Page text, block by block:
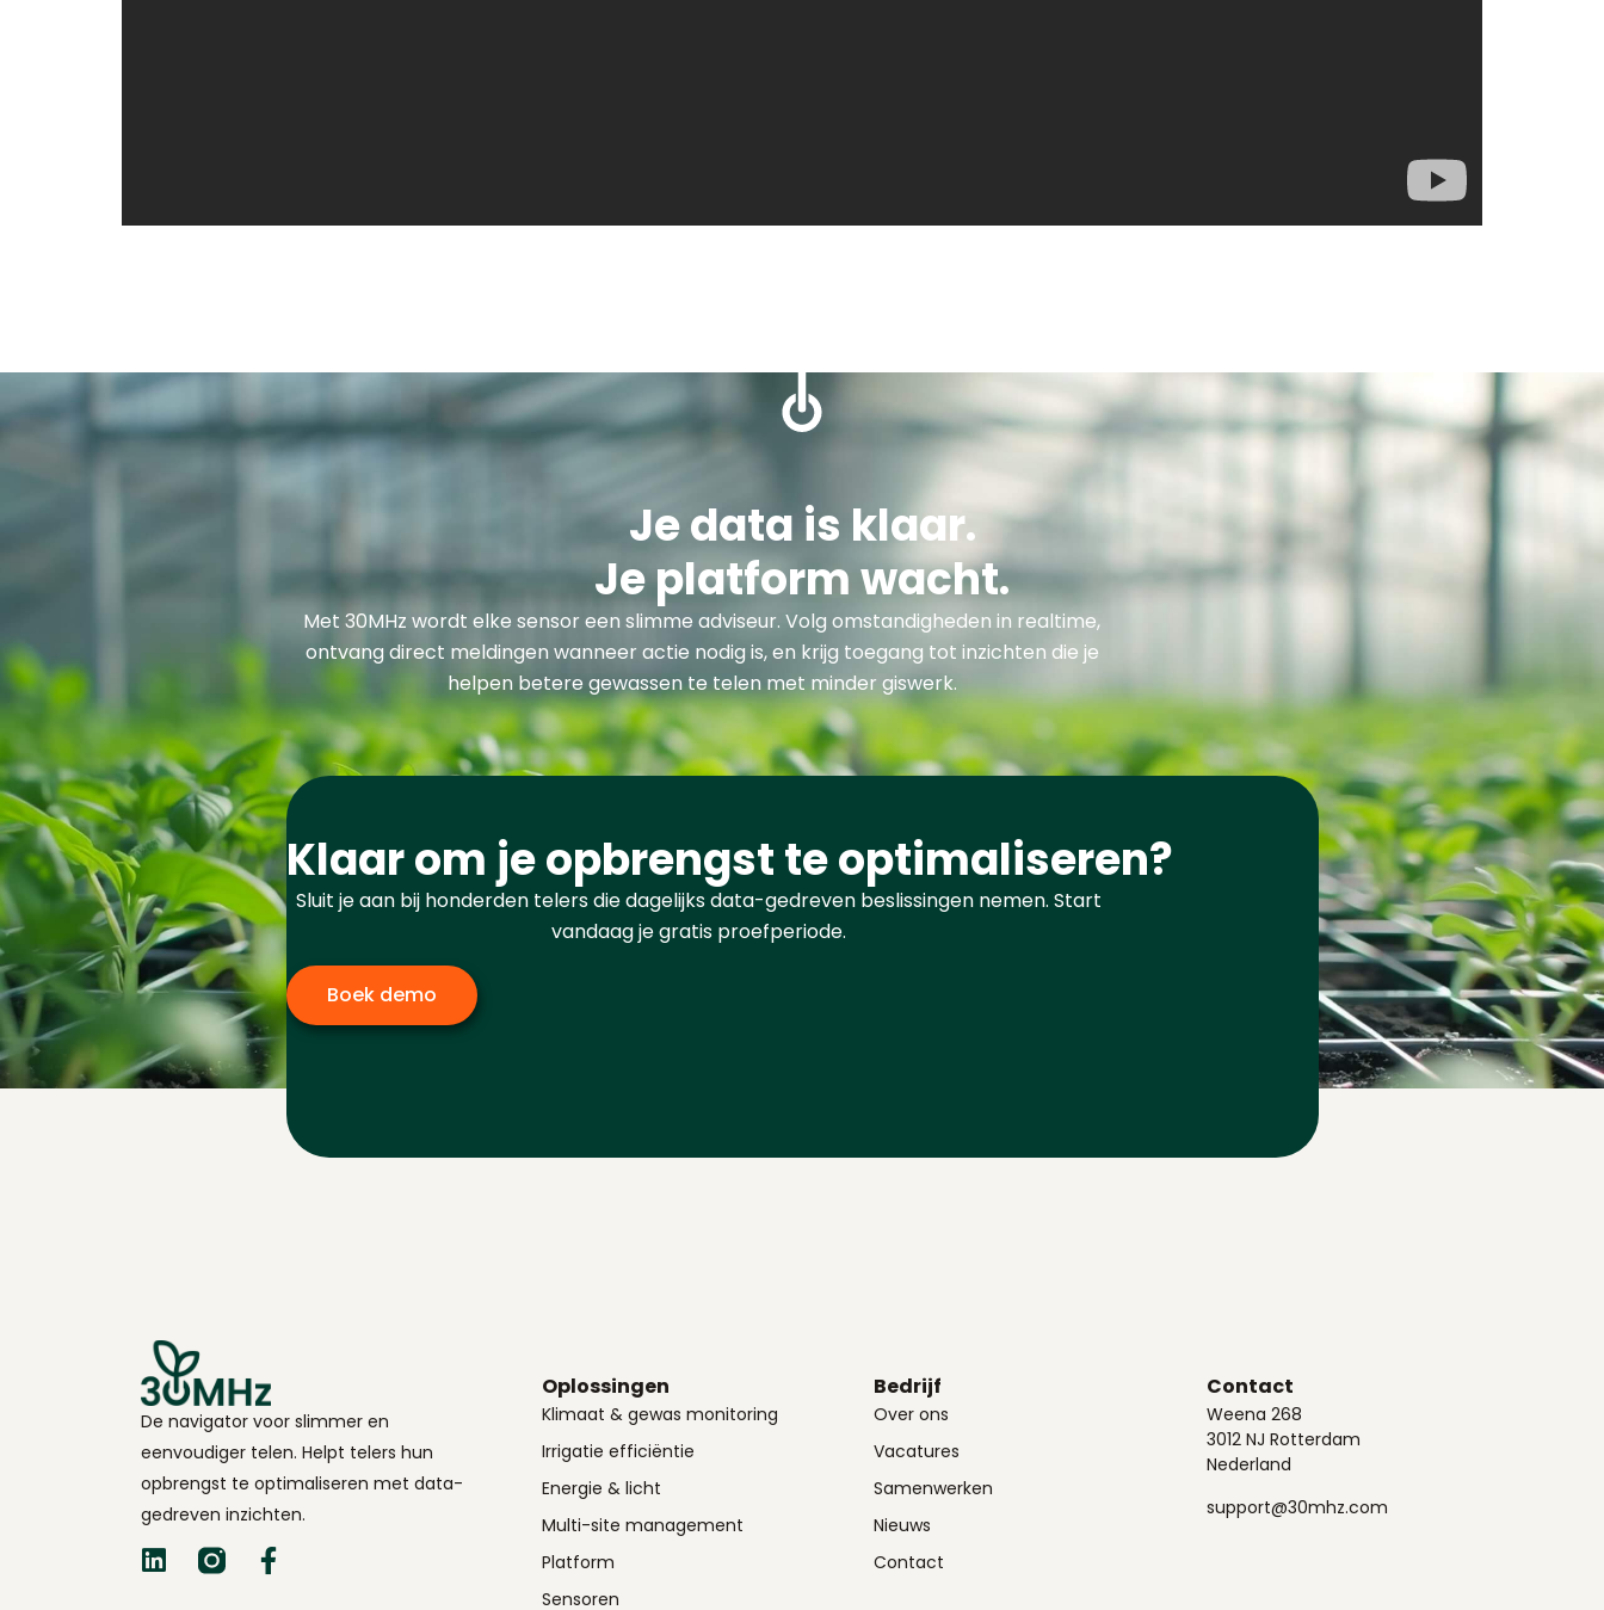
Je data is klaar.
Je platform wacht.
Met 30MHz wordt elke sensor een slimme adviseur. Volg omstandigheden in realtime,
ontvang direct meldingen wanneer actie nodig is, en krijg toegang tot inzichten die je
helpen betere gewassen te telen met minder giswerk.
Klaar om je opbrengst te optimaliseren?
Sluit je aan bij honderden telers die dagelijks data-gedreven beslissingen nemen. Start
vandaag je gratis proefperiode.
Boek demo
De navigator voor slimmer en
eenvoudiger telen. Helpt telers hun
opbrengst te optimaliseren met data-
gedreven inzichten.
Oplossingen
Klimaat & gewas monitoring
Irrigatie efficiëntie
Energie & licht
Multi-site management
Platform
Sensoren
Bedrijf
Over ons
Vacatures
Samenwerken
Nieuws
Contact
Contact
Weena 268
3012 NJ Rotterdam
Nederland
support@30mhz.com